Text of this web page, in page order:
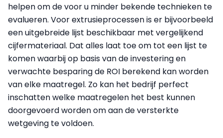
helpen om de voor u minder bekende technieken te
evalueren. Voor extrusieprocessen is er bijvoorbeeld
een uitgebreide lijst beschikbaar met vergelijkend
cijfermateriaal. Dat alles laat toe om tot een lijst te
komen waarbij op basis van de investering en
verwachte besparing de ROI berekend kan worden
van elke maatregel. Zo kan het bedrijf perfect
inschatten welke maatregelen het best kunnen
doorgevoerd worden om aan de versterkte
wetgeving te voldoen.